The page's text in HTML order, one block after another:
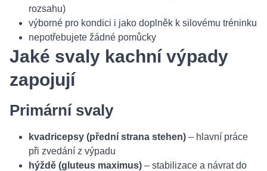
rozsahu)
výborné pro kondici i jako doplněk k silovému tréninku
nepotřebujete žádné pomůcky
Jaké svaly kachní výpady
zapojují
Primární svaly
kvadricepsy (přední strana stehen) – hlavní práce
při zvedání z výpadu
hýždě (gluteus maximus) – stabilizace a návrat do